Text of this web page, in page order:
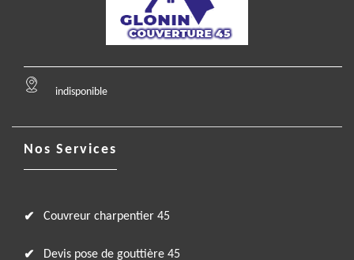
indisponible
Nos Services
Couvreur charpentier 45
Devis pose de gouttière 45